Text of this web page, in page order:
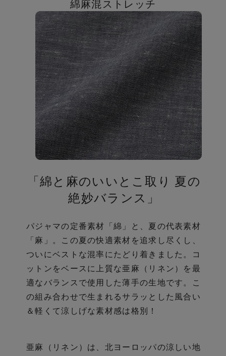
の
び
綿麻混ストレッチ
「綿と麻のいいとこ取り 夏の
絶妙バランス」
パジャマの定番素材「綿」と、夏の代表素材
「麻」。
この夏の快適素材を追求し尽くし、
ついにベストな混率にたどり着きました。
コ
ットンをベースに上質な亜麻（リネン）を最
適なバランスで使用した薄手の生地です。こ
の組み合わせで生まれるサラッとした風合い
＆軽くて涼しげな素材感は格別！
亜麻（リネン）は、北ヨーロッパの涼しい地